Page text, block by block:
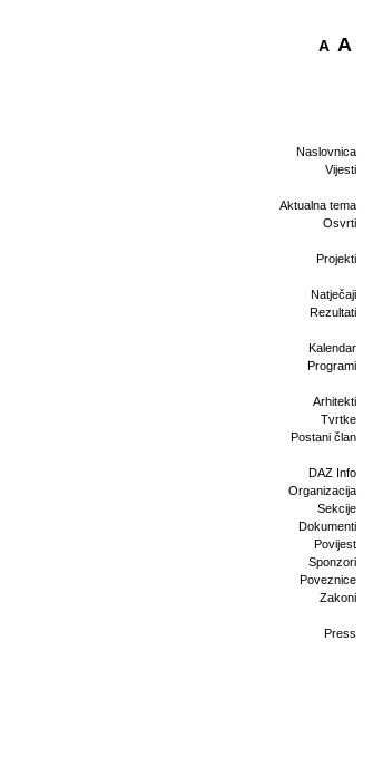
A A
Naslovnica
Vijesti
Aktualna tema
Osvrti
Projekti
Natječaji
Rezultati
Kalendar
Programi
Arhitekti
Tvrtke
Postani član
DAZ Info
Organizacija
Sekcije
Dokumenti
Povijest
Sponzori
Poveznice
Zakoni
Press